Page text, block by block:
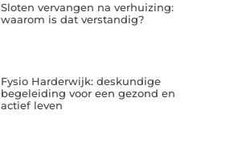
Sloten vervangen na verhuizing:
waarom is dat verstandig?
Fysio Harderwijk: deskundige
begeleiding voor een gezond en
actief leven